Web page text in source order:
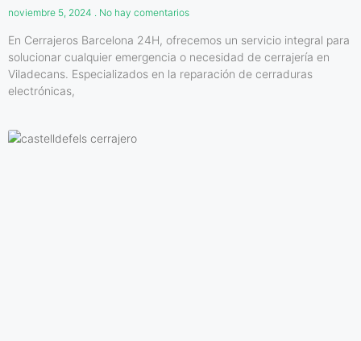
noviembre 5, 2024 No hay comentarios
En Cerrajeros Barcelona 24H, ofrecemos un servicio integral para
solucionar cualquier emergencia o necesidad de cerrajería en
Viladecans. Especializados en la reparación de cerraduras
electrónicas,